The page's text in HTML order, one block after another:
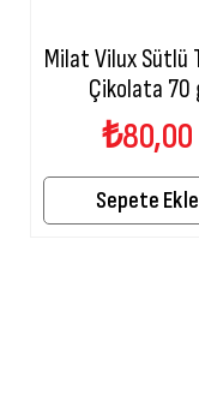
Milat Vilux Sütlü
Çikolata 70
₺80,00
Sepete Ekle